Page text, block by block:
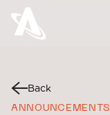
Back
ANNOUNCEMENTS